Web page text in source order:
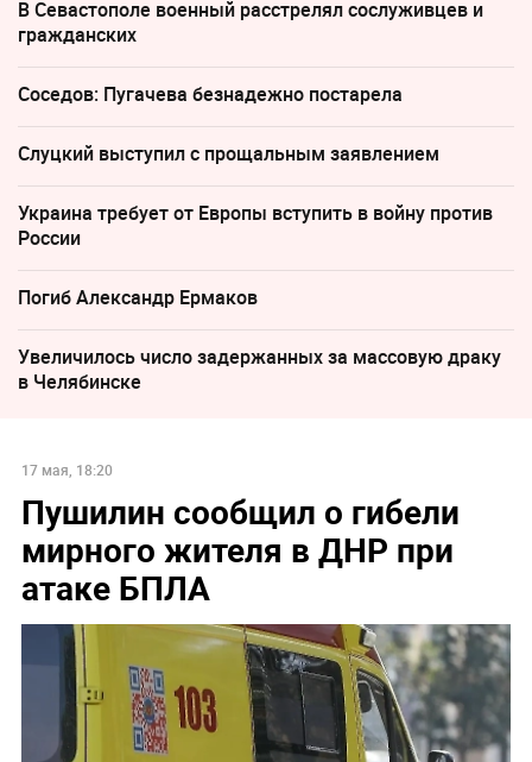
В Севастополе военный расстрелял сослуживцев и
гражданских
Соседов: Пугачева безнадежно постарела
Слуцкий выступил с прощальным заявлением
Украина требует от Европы вступить в войну против
России
Погиб Александр Ермаков
Увеличилось число задержанных за массовую драку
в Челябинске
17 мая, 18:20
Пушилин сообщил о гибели
мирного жителя в ДНР при
атаке БПЛА